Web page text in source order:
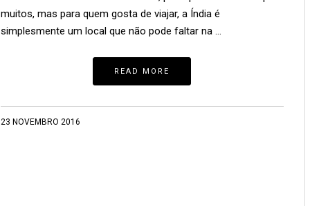
muitos, mas para quem gosta de viajar, a Índia é
simplesmente um local que não pode faltar na …
READ MORE
23 NOVEMBRO 2016